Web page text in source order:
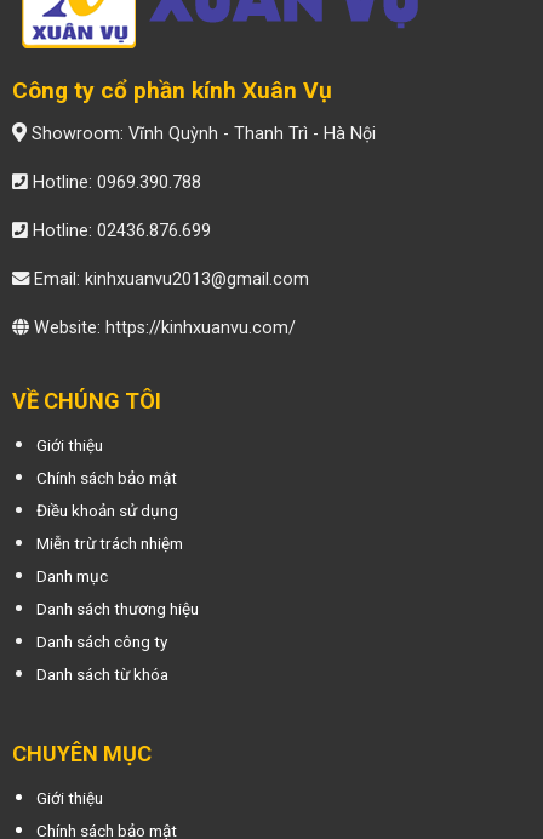
Công ty cổ phần kính Xuân Vụ
Showroom: Vĩnh Quỳnh - Thanh Trì - Hà Nội
Hotline: 0969.390.788
Hotline: 02436.876.699
Email: kinhxuanvu2013@gmail.com
Website: https://kinhxuanvu.com/
VỀ CHÚNG TÔI
Giới thiệu
Chính sách bảo mật
Điều khoản sử dụng
Miễn trừ trách nhiệm
Danh mục
Danh sách thương hiệu
Danh sách công ty
Danh sách từ khóa
CHUYÊN MỤC
Giới thiệu
Chính sách bảo mật